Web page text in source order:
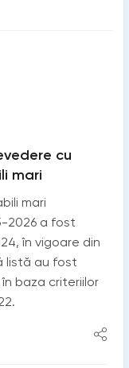
cu
mari
mari
2026 a fost
în vigoare din
listă au fost
baza criteriilor